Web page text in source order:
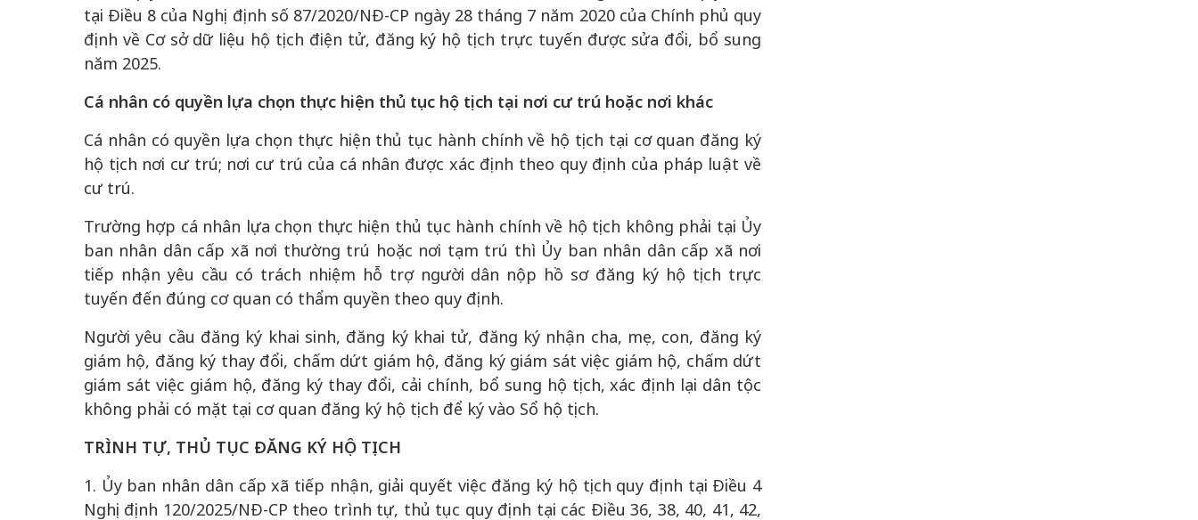
tại Điều 8 của Nghị định số 87/2020/NĐ-CP ngày 28 tháng 7 năm 2020 của Chính phủ quy
định về Cơ sở dữ liệu hộ tịch điện tử, đăng ký hộ tịch trực tuyến được sửa đổi, bổ sung
năm 2025.
Cá nhân có quyền lựa chọn thực hiện thủ tục hộ tịch tại nơi cư trú hoặc nơi khác
Cá nhân có quyền lựa chọn thực hiện thủ tục hành chính về hộ tịch tại cơ quan đăng ký
hộ tịch nơi cư trú; nơi cư trú của cá nhân được xác định theo quy định của pháp luật về
cư trú.
Trường hợp cá nhân lựa chọn thực hiện thủ tục hành chính về hộ tịch không phải tại Ủy
ban nhân dân cấp xã nơi thường trú hoặc nơi tạm trú thì Ủy ban nhân dân cấp xã nơi
tiếp nhận yêu cầu có trách nhiệm hỗ trợ người dân nộp hồ sơ đăng ký hộ tịch trực
tuyến đến đúng cơ quan có thẩm quyền theo quy định.
Người yêu cầu đăng ký khai sinh, đăng ký khai tử, đăng ký nhận cha, mẹ, con, đăng ký
giám hộ, đăng ký thay đổi, chấm dứt giám hộ, đăng ký giám sát việc giám hộ, chấm dứt
giám sát việc giám hộ, đăng ký thay đổi, cải chính, bổ sung hộ tịch, xác định lại dân tộc
không phải có mặt tại cơ quan đăng ký hộ tịch để ký vào Sổ hộ tịch.
TRÌNH TỰ, THỦ TỤC ĐĂNG KÝ HỘ TỊCH
1. Ủy ban nhân dân cấp xã tiếp nhận, giải quyết việc đăng ký hộ tịch quy định tại Điều 4
Nghị định 120/2025/NĐ-CP theo trình tự, thủ tục quy định tại các Điều 36, 38, 40, 41, 42,